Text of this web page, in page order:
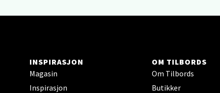
INSPIRASJON
Magasin
Inspirasjon
OM TILBORDS
Om Tilbords
Butikker
0 i